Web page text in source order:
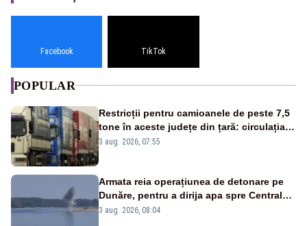
Facebook TikTok
POPULAR
Restricții pentru camioanele de peste 7,5
tone în aceste județe din țară: circulația
este interzisă luni, între orele 12:00 și
3 aug. 2026, 07:55
Armata reia operațiunea de detonare pe
Dunăre, pentru a dirija apa spre Centrala
Cernavodă
3 aug. 2026, 08:04